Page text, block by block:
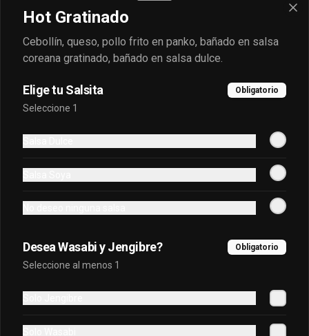
Oriental Tuna Acevichado
Camaron Furai, palta, queso, cebollin
Osaka Oriental
acevichada, coronado con masago.
Sake King Oriental
Hot Gratinado
Cebollín, queso, pollo frito en panko, bañado en salsa
coreana gratinado, bañado en salsa dulce.
Elige tu Salsita Obligatorio
Seleccione 1
Desea Wasabi y Jengibre? Obligatorio
Seleccione al menos 1